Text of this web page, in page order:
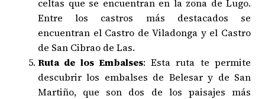
celtas que se encuentran en la zona de Lugo.
Entre los castros más destacados se
encuentran el Castro de Viladonga y el Castro
de San Cibrao de Las.
Ruta de los Embalses: Esta ruta te permite
descubrir los embalses de Belesar y de San
Martiño, que son dos de los paisajes más